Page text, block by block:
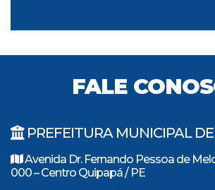
FALE
PREFEITURA MUNICIPAL
Avenida Dr. Fernando Pessoa de Melo,
000 – Centro Quipapá / PE